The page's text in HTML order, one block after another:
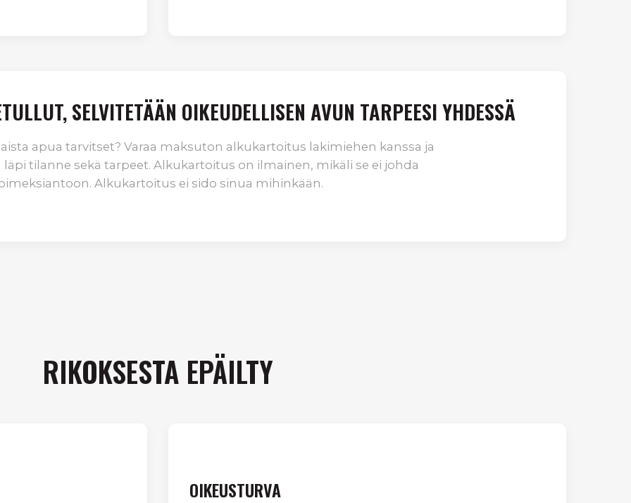
SELVITETÄÄN OIKEUDELLISEN AVUN TARPEESI YHDESSÄ
apua tarvitset? Varaa maksuton alkukartoitus lakimiehen kanssa ja
läpi tilanne sekä tarpeet. Alkukartoitus on ilmainen, mikäli se ei johda
Alkukartoitus ei sido sinua mihinkään.
RIKOKSESTA EPÄILTY
OIKEUSTURVA